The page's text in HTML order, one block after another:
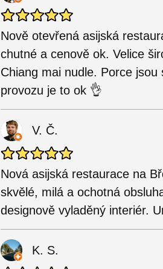
Nově otevřená asijská
chutné a cenově ok. Velice
Chiang mai nudle. Porce
provozu je to ok 👌
V. Č.
Nová asijská restaurace na
skvělé, milá a ochotná
designově vyladěný interiér.
K. S.